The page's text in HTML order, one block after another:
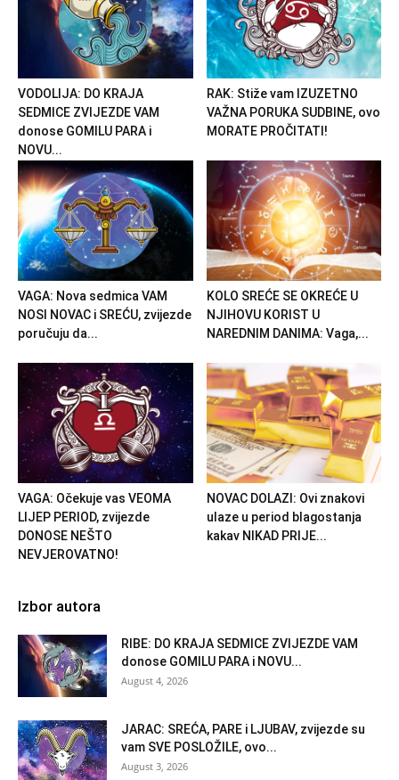
VODOLIJA: DO KRAJA
SEDMICE ZVIJEZDE VAM
donose GOMILU PARA i
NOVU...
RAK: Stiže vam IZUZETNO
VAŽNA PORUKA SUDBINE, ovo
MORATE PROČITATI!
VAGA: Nova sedmica VAM
NOSI NOVAC i SREĆU, zvijezde
poručuju da...
KOLO SREĆE SE OKREĆE U
NJIHOVU KORIST U
NAREDNIM DANIMA: Vaga,...
VAGA: Očekuje vas VEOMA
LIJEP PERIOD, zvijezde
DONOSE NEŠTO
NEVJEROVATNO!
NOVAC DOLAZI: Ovi znakovi
ulaze u period blagostanja
kakav NIKAD PRIJE...
Izbor autora
RIBE: DO KRAJA SEDMICE ZVIJEZDE VAM
donose GOMILU PARA i NOVU...
August 4, 2026
JARAC: SREĆA, PARE i LJUBAV, zvijezde su
vam SVE POSLOŽILE, ovo...
August 3, 2026